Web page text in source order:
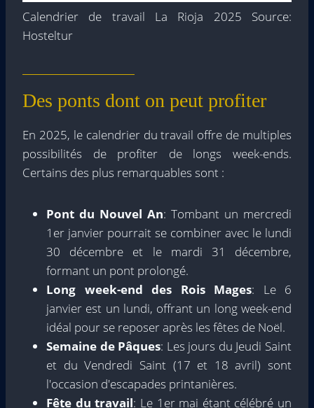
Calendrier de travail La Rioja 2025 Source:
Hosteltur
Des ponts dont on peut profiter
En 2025, le calendrier du travail offre de multiples
possibilités de profiter de longs week-ends.
Certains des plus remarquables sont :
Pont du Nouvel An: Tombant un mercredi
1er janvier pourrait se combiner avec le lundi
30 décembre et le mardi 31 décembre,
formant un pont prolongé.
Long week-end des Rois Mages: Le 6
janvier est un lundi, offrant un long week-end
idéal pour se reposer après les fêtes de Noël.
Semaine de Pâques: Les jours du Jeudi Saint
et du Vendredi Saint (17 et 18 avril) sont
l'occasion d'escapades printanières.
Fête du travail: Le 1er mai étant célébré un